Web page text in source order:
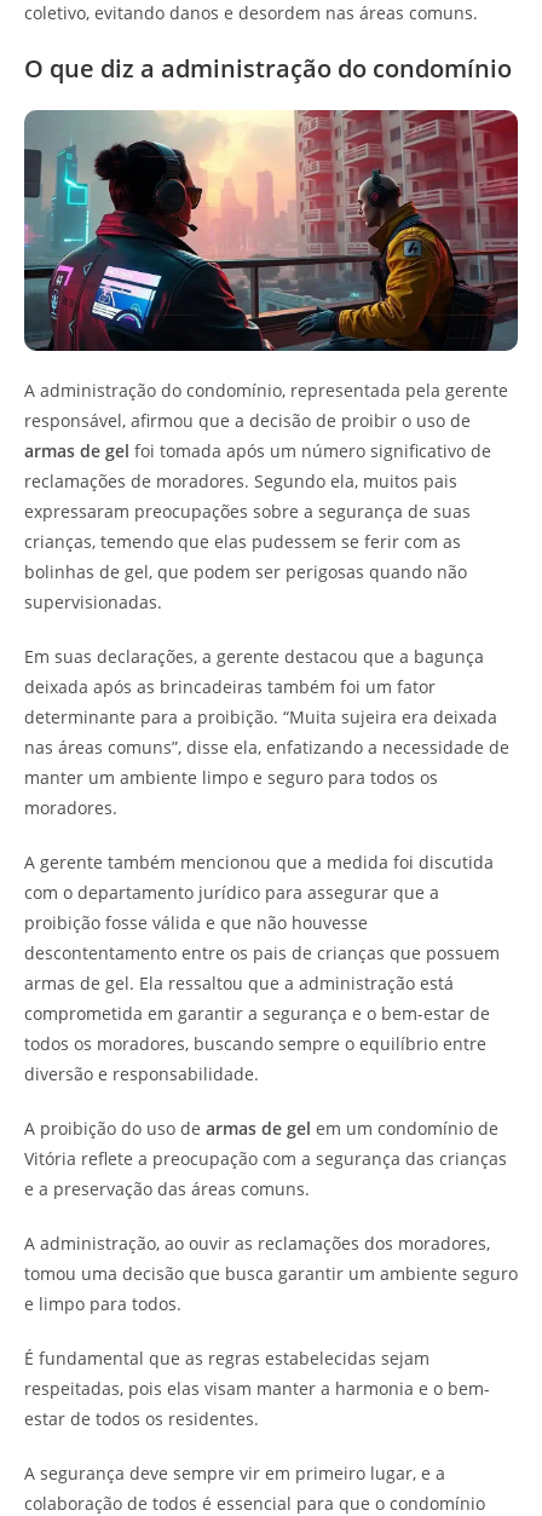
coletivo, evitando danos e desordem nas áreas comuns.
O que diz a administração do condomínio
A administração do condomínio, representada pela gerente
responsável, afirmou que a decisão de proibir o uso de
armas de gel foi tomada após um número significativo de
reclamações de moradores. Segundo ela, muitos pais
expressaram preocupações sobre a segurança de suas
crianças, temendo que elas pudessem se ferir com as
bolinhas de gel, que podem ser perigosas quando não
supervisionadas.
Em suas declarações, a gerente destacou que a bagunça
deixada após as brincadeiras também foi um fator
determinante para a proibição. “Muita sujeira era deixada
nas áreas comuns”, disse ela, enfatizando a necessidade de
manter um ambiente limpo e seguro para todos os
moradores.
A gerente também mencionou que a medida foi discutida
com o departamento jurídico para assegurar que a
proibição fosse válida e que não houvesse
descontentamento entre os pais de crianças que possuem
armas de gel. Ela ressaltou que a administração está
comprometida em garantir a segurança e o bem-estar de
todos os moradores, buscando sempre o equilíbrio entre
diversão e responsabilidade.
A proibição do uso de armas de gel em um condomínio de
Vitória reflete a preocupação com a segurança das crianças
e a preservação das áreas comuns.
A administração, ao ouvir as reclamações dos moradores,
tomou uma decisão que busca garantir um ambiente seguro
e limpo para todos.
É fundamental que as regras estabelecidas sejam
respeitadas, pois elas visam manter a harmonia e o bem-
estar de todos os residentes.
A segurança deve sempre vir em primeiro lugar, e a
colaboração de todos é essencial para que o condomínio